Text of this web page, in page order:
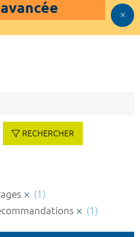
RECHERCHER
(1)
(1)